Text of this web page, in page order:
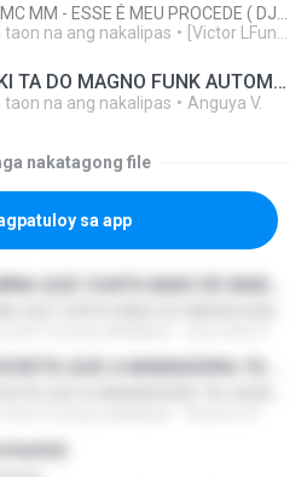
taon na ang nakalipas [Victor LFunk] [.
05 PALIO TA KI TA DO MAGNO FUNK AUTOMOTIVO VOLUME 01.mp3
taon na ang nakalipas Anguya V.
nakatagong file
sa app